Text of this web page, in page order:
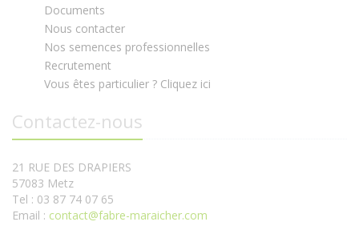
Documents
Nous contacter
Nos semences professionnelles
Recrutement
Vous êtes particulier ? Cliquez ici
Contactez-nous
21 RUE DES DRAPIERS
57083 Metz
Tel : 03 87 74 07 65
Email : contact@fabre-maraicher.com